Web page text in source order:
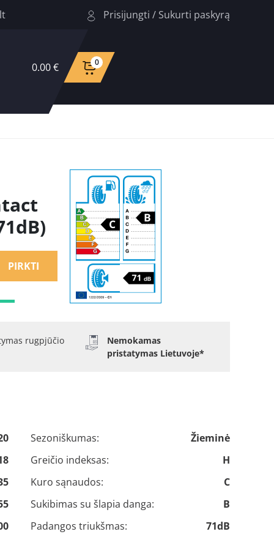
Prisijungti / Sukurti paskyrą
0.00 € 0
PIRKTI
rugpjūčio
Nemokamas
pristatymas Lietuvoje*
Sezoniškumas:
Žieminė
Greičio indeksas:
H
Kuro sąnaudos:
C
Sukibimas su šlapia danga:
B
Padangos triukšmas:
71dB